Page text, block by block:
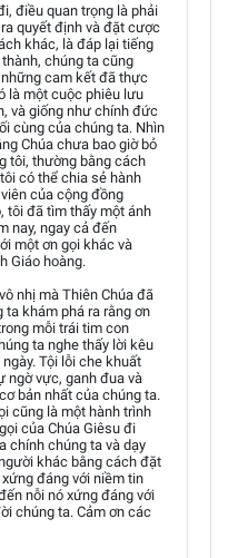
điều quan trọng là phải
quyết định và đặt cược
khác, là đáp lại tiếng
chúng ta cũng
cam kết đã thực
là một cuộc phiêu lưu
và giống như chính đức
cùng của chúng ta. Nhìn
Chúa chưa bao giờ bỏ
tôi, thường bằng cách
có thể chia sẻ hành
của cộng đồng
tôi đã tìm thấy một ánh
nay, ngay cả đến
một ơn gọi khác và
Giáo hoàng.
nhị mà Thiên Chúa đã
khám phá ra rằng ơn
mỗi trái tim con
ta nghe thấy lời kêu
Tội lỗi che khuất
ngờ vực, ganh đua và
bản nhất của chúng ta.
cũng là một hành trình
của Chúa Giêsu đi
chính chúng ta và dạy
khác bằng cách đặt
đáng với niềm tin
nỗi nó xứng đáng với
chúng ta. Cảm ơn các